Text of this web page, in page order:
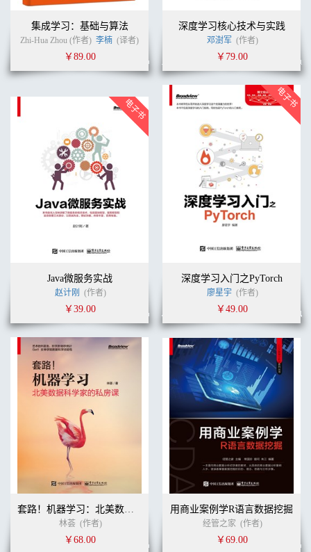
集成学习：基础与算法
Zhi-Hua Zhou (作者) 李楠 (译者)
￥89.00
深度学习核心技术与实践
邓澍军 (作者)
￥79.00
Java微服务实战
赵计刚 (作者)
￥39.00
深度学习入门之PyTorch
廖星宇 (作者)
￥49.00
套路！机器学习：北美数据科学家的私房课
林荟 (作者)
￥68.00
用商业案例学R语言数据挖掘
经管之家 (作者)
￥69.00